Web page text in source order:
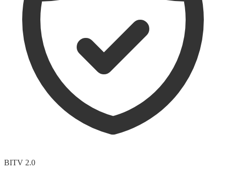
BITV 2.0